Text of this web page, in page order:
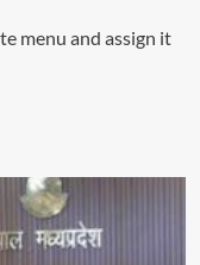
menu and assign it